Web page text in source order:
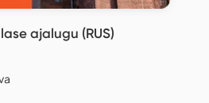
ajalugu (RUS)